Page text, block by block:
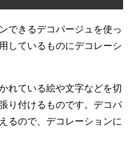
できるデコパージュを使っ
しているものにデコレーシ
れている絵や文字などを切
り付けるものです。デコパ
るので、デコレーションに